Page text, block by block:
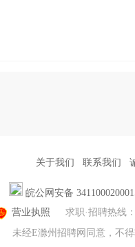
关于我们 联系我们
皖公网安备
营业执照
求职·招聘热线：
未经E滁州招聘网同意，不